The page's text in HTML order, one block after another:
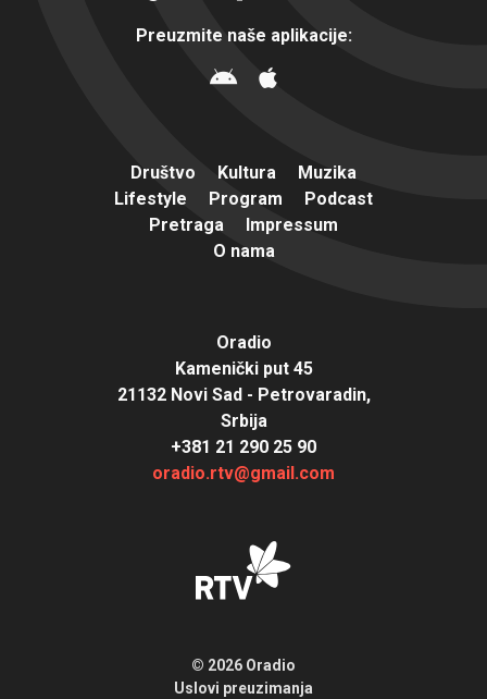
Preuzmite naše aplikacije:
Društvo Kultura
Muzika
Lifestyle
Program
Podcast
Pretraga
Impressum
O nama
Oradio
Kamenički put 45
21132 Novi Sad - Petrovaradin,
Srbija
+381 21 290 25 90
oradio.rtv@gmail.com
© 2026 Oradio
Uslovi preuzimanja